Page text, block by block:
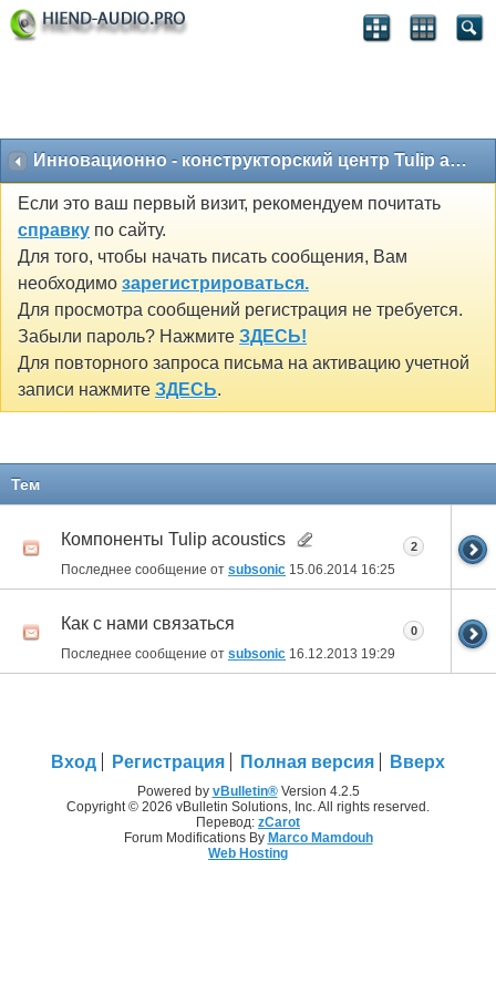
Инновационно - конструкторский центр Tulip acoustics
Если это ваш первый визит, рекомендуем почитать
справку по сайту.
Для того, чтобы начать писать сообщения, Вам
необходимо зарегистрироваться.
Для просмотра сообщений регистрация не требуется.
Забыли пароль? Нажмите ЗДЕСЬ!
Для повторного запроса письма на активацию учетной
записи нажмите ЗДЕСЬ.
Тем
Компоненты Tulip acoustics
Последнее сообщение от subsonic 15.06.2014 16:25
2
Как с нами связаться
Последнее сообщение от subsonic 16.12.2013 19:29
0
Вход Регистрация Полная версия Вверх
Powered by vBulletin®Version 4.2.5
Copyright © 2026 vBulletin Solutions, Inc. All rights reserved.
Перевод: zCarot
Forum Modifications By Marco Mamdouh
Web Hosting